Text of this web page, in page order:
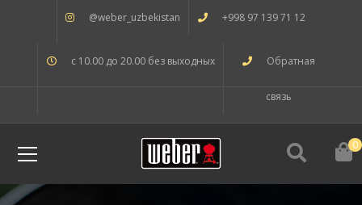
@weber_uzbekistan +998 97 139 71 12
с 10.00 до 20.00 без выходных Обратная
связь
0